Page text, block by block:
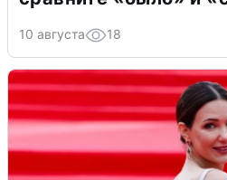
10 августа 18